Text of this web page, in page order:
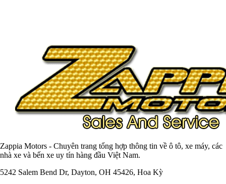
Zappia Motors - Chuyên trang tổng hợp thông tin về ô tô, xe máy, các
nhà xe và bến xe uy tín hàng đầu Việt Nam.
5242 Salem Bend Dr, Dayton, OH 45426, Hoa Kỳ